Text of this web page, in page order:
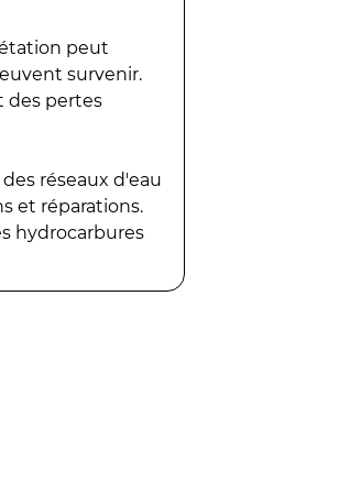
peut
survenir.
des pertes
réseaux d'eau
et réparations.
hydrocarbures